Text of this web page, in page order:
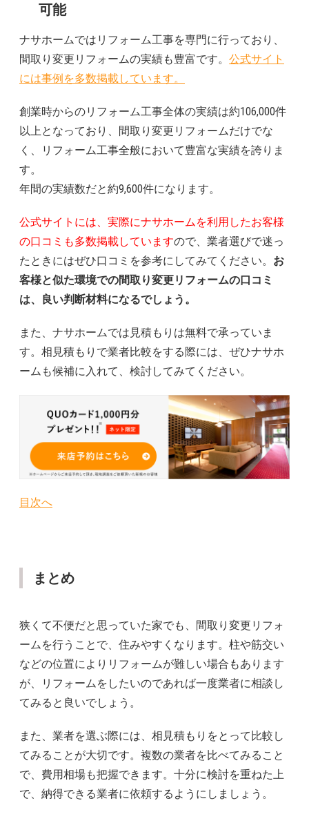
可能
ナサホームではリフォーム工事を専門に行っており、
間取り変更リフォームの実績も豊富です。 公式サイト
には事例を多数掲載しています。
創業時からのリフォーム工事全体の実績は約106,000件
以上となっており、間取り変更リフォームだけでな
く、リフォーム工事全般において豊富な実績を誇りま
す。
年間の実績数だと約9,600件になります。
公式サイトには、実際にナサホームを利用したお客様
の口コミも多数掲載していますので、業者選びで迷っ
たときにはぜひ口コミを参考にしてみてください。 お
客様と似た環境での間取り変更リフォームの口コミ
は、良い判断材料になるでしょう。
また、ナサホームでは見積もりは無料で承っていま
す。相見積もりで業者比較をする際には、ぜひナサホ
ームも候補に入れて、検討してみてください。
目次へ
まとめ
狭くて不便だと思っていた家でも、間取り変更リフォ
ームを行うことで、住みやすくなります。柱や筋交い
などの位置によりリフォームが難しい場合もあります
が、リフォームをしたいのであれば一度業者に相談し
てみると良いでしょう。
また、業者を選ぶ際には、相見積もりをとって比較し
てみることが大切です。複数の業者を比べてみること
で、費用相場も把握できます。十分に検討を重ねた上
で、納得できる業者に依頼するようにしましょう。